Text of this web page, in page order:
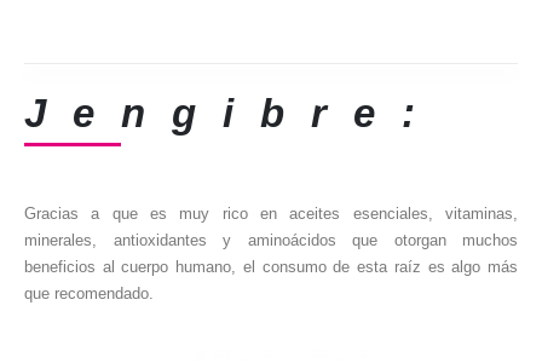
Jengibre:
Gracias a que es muy rico en aceites esenciales, vitaminas,
minerales, antioxidantes y aminoácidos que otorgan muchos
beneficios al cuerpo humano, el consumo de esta raíz es algo más
que recomendado.